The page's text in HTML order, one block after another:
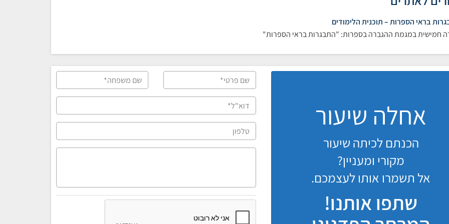
בראי הספרות – תוכנית הלימודים
חמישית במגמת ההגברה בספרות: "התבגרות בראי הספרות"
אחלה שיעור
הכנתם לכיתה שיעור
מקורי ומעניין?
אל תשמרו אותו לעצמכם.
שתפו אותנו!